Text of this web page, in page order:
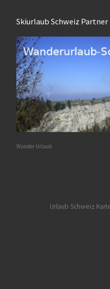
Skiurlaub Schweiz Partner
Wander Urlaub
Urlaub Schweiz